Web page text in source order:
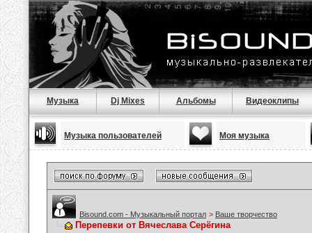
Музыка Dj Mixes Альбомы Видеоклипы
Музыка пользователей Моя музыка
Bisound.com - Музыкальный портал > Ваше творчество
Перепевки от Вячеслава Серёгина